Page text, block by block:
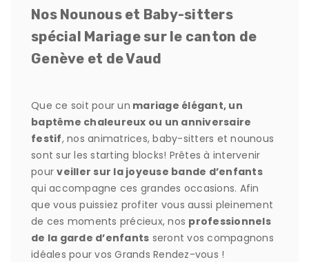
Nos Nounous et Baby-sitters
spécial Mariage sur le canton de
Genève et de Vaud
Que ce soit pour un mariage élégant, un
baptême chaleureux ou un anniversaire
festif, nos animatrices, baby-sitters et nounous
sont sur les starting blocks! Prêtes à intervenir
pourveiller sur la joyeuse bande d’enfants
qui accompagne ces grandes occasions. Afin
que vous puissiez profiter vous aussi pleinement
de ces moments précieux, nos professionnels
de la garde d’enfants seront vos compagnons
idéales pour vos Grands Rendez-vous !